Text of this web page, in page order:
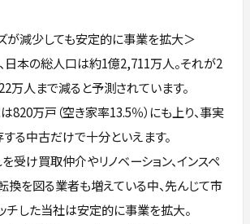
が減少しても安定的に事業を拡大＞
日本の総人口は約1億2,711万人。それが2
万人まで減ると予測されています。
820万戸（空き家率13.5％）にも上り、事実
る中古だけで十分といえます。
受け買取仲介やリノベーション、インスペ
換を図る業者も増えている中、先んじて市
チした当社は安定的に事業を拡大。